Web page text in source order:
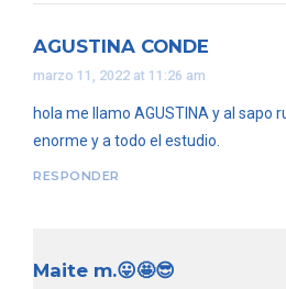
AGUSTINA CONDE
marzo 11, 2022 at 11:26 am
hola me llamo AGUSTINA y al sapo
enorme y a todo el estudio.
RESPONDER
Maite m.😛🤩😎